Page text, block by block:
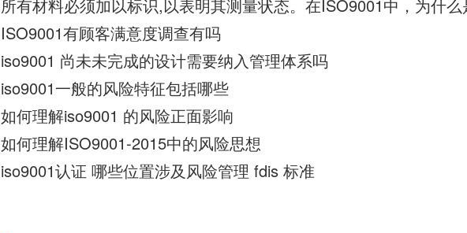
所有材料必须加以标识,以表明其测量状态。在ISO9001中，为什么
ISO9001有顾客满意度调查有吗
iso9001 尚未未完成的设计需要纳入管理体系吗
iso9001一般的风险特征包括哪些
如何理解iso9001 的风险正面影响
如何理解ISO9001-2015中的风险思想
iso9001认证 哪些位置涉及风险管理 fdis 标准